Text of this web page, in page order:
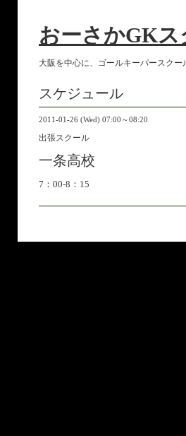
おーさかGKス
大阪を中心に、ゴールキーパースクー
スケジュール
2011-01-26 (Wed) 07:00～08:20
出張スクール
一条高校
7：00-8：15